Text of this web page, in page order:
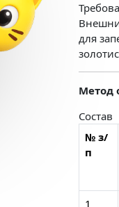
для
Метод
Состав
№ з/
п
1